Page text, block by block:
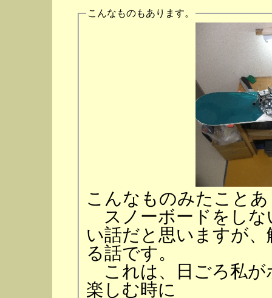
こんなものもあります。
こんなものみたこと
スノーボードをしな
い話だと思いますが
る話です。
これは、日ごろ私が
楽しむ時に